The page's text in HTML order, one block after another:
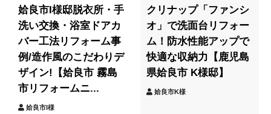
姶良市I様邸脱衣所・手
洗い交換・浴室ドアカ
バー工法リフォーム事
例/造作風のこだわりデ
ザイン!【姶良市 霧島
市リフォームニ...
姶良市I様
クリナップ「ファンシ
オ」で洗面台リフォー
ム！防水性能アップで
快適な収納力【鹿児島
県姶良市 K様邸】
姶良市K様